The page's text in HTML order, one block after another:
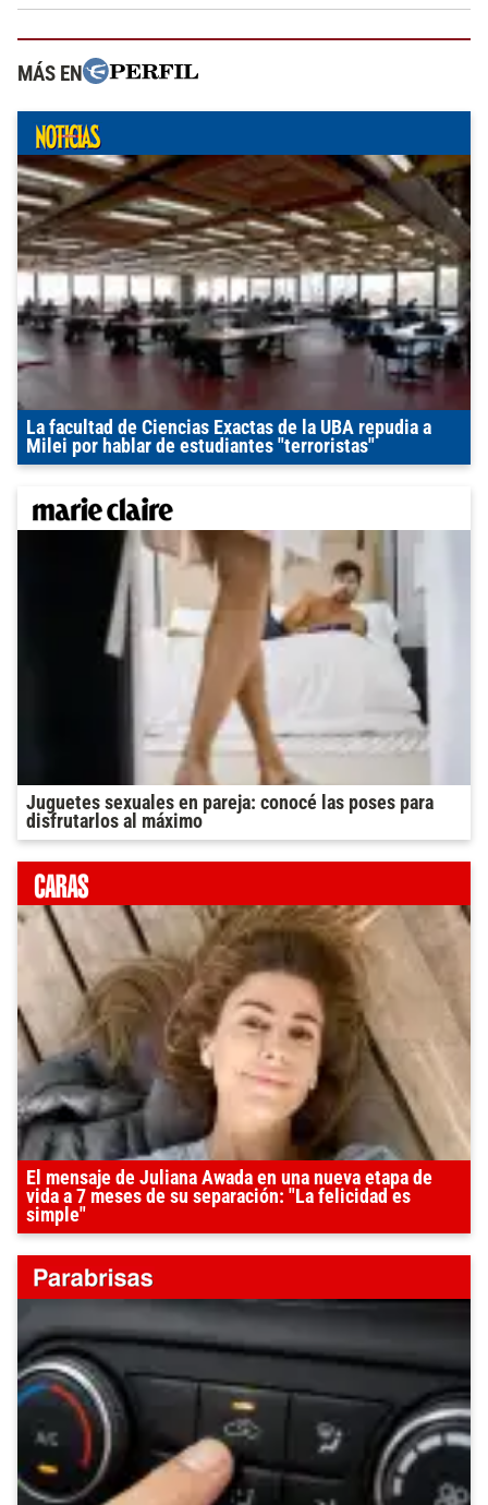
MÁS EN
La facultad de Ciencias Exactas de la UBA repudia a
Milei por hablar de estudiantes "terroristas"
Juguetes sexuales en pareja: conocé las poses para
disfrutarlos al máximo
El mensaje de Juliana Awada en una nueva etapa de
vida a 7 meses de su separación: "La felicidad es
simple"